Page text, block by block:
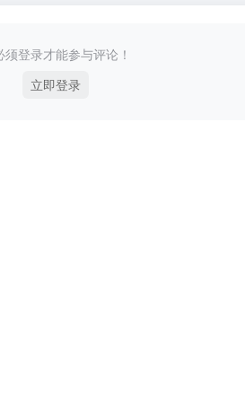
须登录才能参与评论！
立即登录